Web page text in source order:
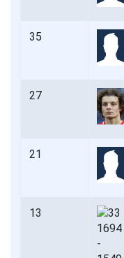
35
27
21
13